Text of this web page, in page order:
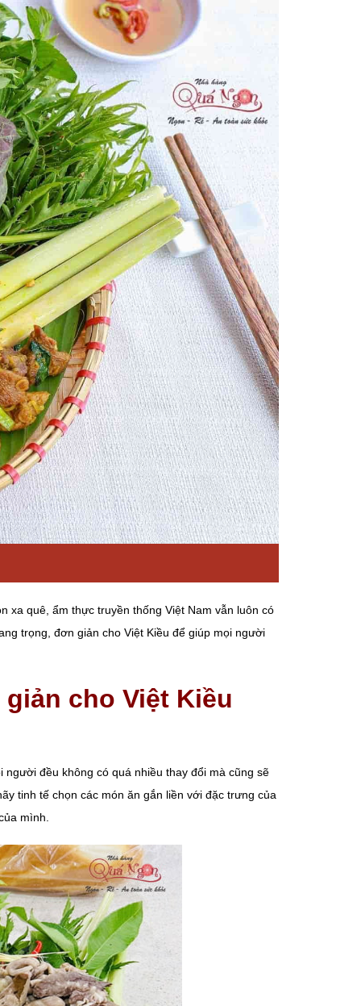
quê, ẩm thực truyền thống Việt Nam vẫn luôn có
trọng, đơn giản cho Việt Kiều để giúp mọi người
cho Việt Kiều
đều không có quá nhiều thay đổi mà cũng sẽ
tinh tế chọn các món ăn gắn liền với đặc trưng của
mình.